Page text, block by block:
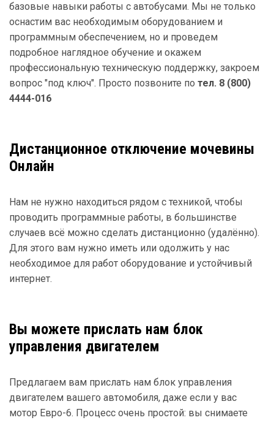
базовые навыки работы с автобусами. Мы не только
оснастим вас необходимым оборудованием и
программным обеспечением, но и проведем
подробное наглядное обучение и окажем
профессиональную техническую поддержку, закроем
вопрос "под ключ". Просто позвоните по тел. 8 (800)
4444-016
Дистанционное отключение мочевины
Онлайн
Нам не нужно находиться рядом с техникой, чтобы
проводить программные работы, в большинстве
случаев всё можно сделать дистанционно (удалённо).
Для этого вам нужно иметь или одолжить у нас
необходимое для работ оборудование и устойчивый
интернет.
Вы можете прислать нам блок
управления двигателем
Предлагаем вам прислать нам блок управления
двигателем вашего автомобиля, даже если у вас
мотор Евро-6. Процесс очень простой: вы снимаете